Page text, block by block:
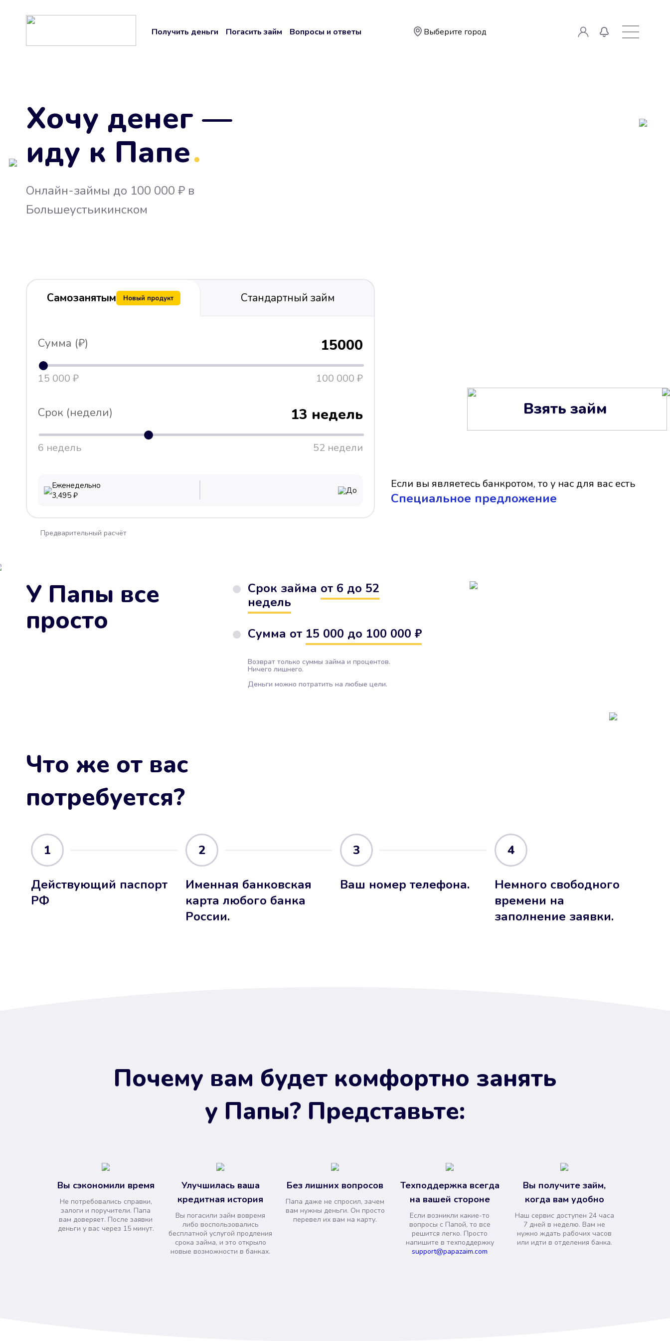
Получить деньги Погасить займ Вопросы и ответы Выберите город
Хочу денег —
иду к Папе
.
Онлайн-займы до 100 000 ₽ в
Большеустьикинском
Самозанятым Новый продукт Стандартный займ
Сумма (₽) 15000
15 000 ₽ 100 000 ₽
Срок (недели) 13 недель
6 недель 52 недели
Еженедельно
3,495 ₽ До
Взять займ
Если вы являетесь банкротом, то у нас для вас есть
Cпециальное предложение
Предварительный расчёт
У Папы все
просто
Срок займа от 6 до 52
недель
Сумма от 15 000 до 100 000 ₽
Возврат только суммы займа и процентов.
Ничего лишнего.
Деньги можно потратить на любые цели.
Что же от вас
потребуется?
1
Действующий паспорт
РФ
2
Именная банковская
карта любого банка
России.
3
Ваш номер телефона.
4
Немного свободного
времени на
заполнение заявки.
Почему вам будет комфортно занять
у Папы? Представьте:
Вы сэкономили время
Не потребовались справки,
залоги и поручители. Папа
вам доверяет. После заявки
деньги у вас через 15 минут.
Улучшилась ваша
кредитная история
Вы погасили займ вовремя
либо воспользовались
бесплатной услугой продления
срока займа, и это открыло
новые возможности в банках.
Без лишних вопросов
Папа даже не спросил, зачем
вам нужны деньги. Он просто
перевел их вам на карту.
Техподдержка всегда
на вашей стороне
Если возникли какие-то
вопросы с Папой, то все
решится легко. Просто
напишите в техподдержку
support@papazaim.com
Вы получите займ,
когда вам удобно
Наш сервис доступен 24 часа
7 дней в неделю. Вам не
нужно ждать рабочих часов
или идти в отделения банка.